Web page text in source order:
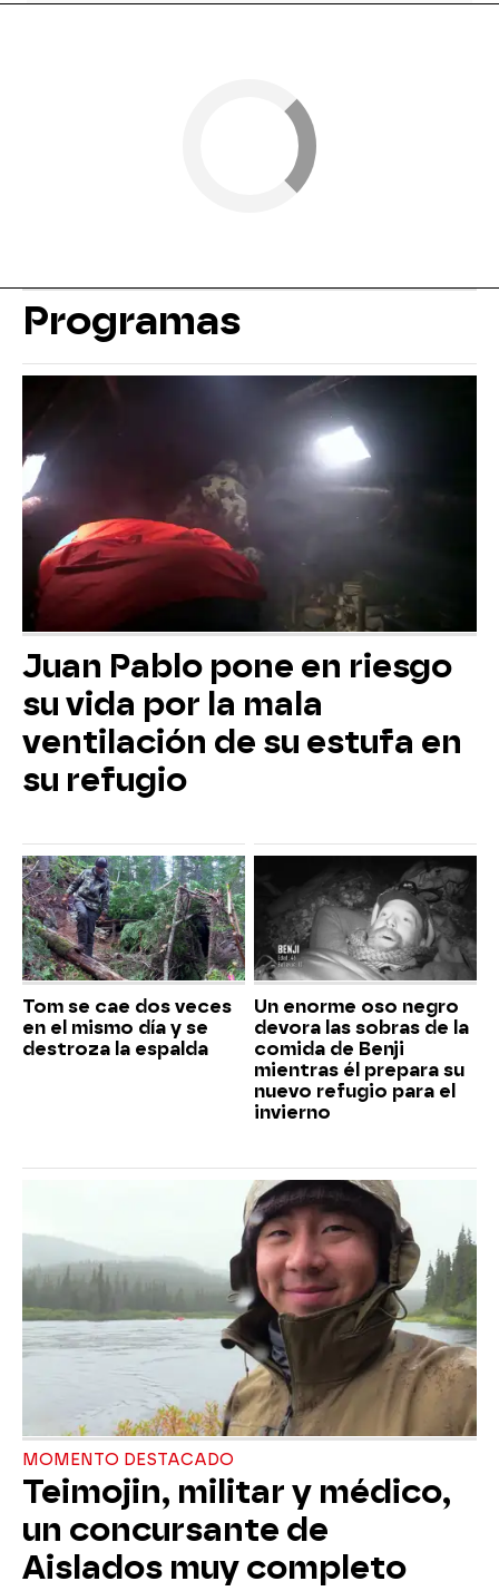
Programas
Juan Pablo pone en riesgo
su vida por la mala
ventilación de su estufa en
su refugio
Tom se cae dos veces
en el mismo día y se
destroza la espalda
Un enorme oso negro
devora las sobras de la
comida de Benji
mientras él prepara su
nuevo refugio para el
invierno
MOMENTO DESTACADO
Teimojin, militar y médico,
un concursante de
Aislados muy completo